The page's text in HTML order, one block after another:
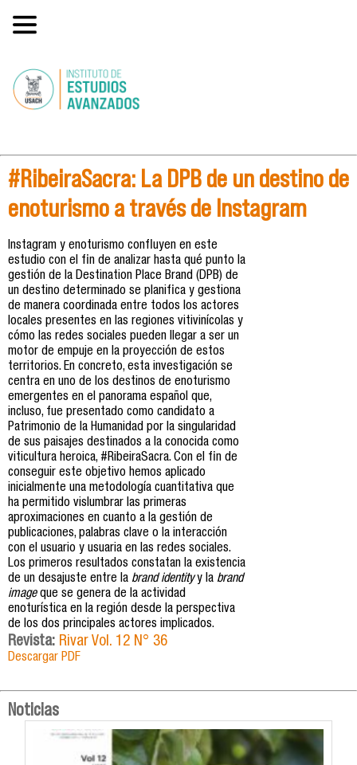
#RibeiraSacra: La DPB de un destino de
enoturismo a través de Instagram
Instagram y enoturismo confluyen en este
estudio con el fin de analizar hasta qué punto la
gestión de la Destination Place Brand (DPB) de
un destino determinado se planifica y gestiona
de manera coordinada entre todos los actores
locales presentes en las regiones vitivinícolas y
cómo las redes sociales pueden llegar a ser un
motor de empuje en la proyección de estos
territorios. En concreto, esta investigación se
centra en uno de los destinos de enoturismo
emergentes en el panorama español que,
incluso, fue presentado como candidato a
Patrimonio de la Humanidad por la singularidad
de sus paisajes destinados a la conocida como
viticultura heroica, #RibeiraSacra. Con el fin de
conseguir este objetivo hemos aplicado
inicialmente una metodología cuantitativa que
ha permitido vislumbrar las primeras
aproximaciones en cuanto a la gestión de
publicaciones, palabras clave o la interacción
con el usuario y usuaria en las redes sociales.
Los primeros resultados constatan la existencia
de un desajuste entre la brand identityy la brand
imageque se genera de la actividad
enoturística en la región desde la perspectiva
de los dos principales actores implicados.
Revista: Rivar Vol. 12 N° 36
Descargar PDF
Noticias